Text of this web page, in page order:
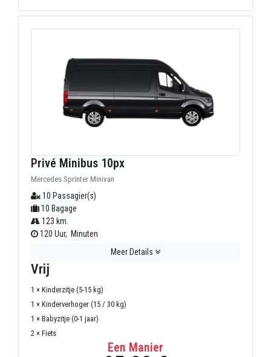
Privé Minibus 10px
Mercedes Sprinter Minivan
10 Passagier(s)
10 Bagage
123 km.
120 Uur, Minuten
Meer Details
Vrij
1 × Kinderzitje (5-15 kg)
1 × Kinderverhoger (15 / 30 kg)
1 × Babyzitje (0-1 jaar)
2 × Fiets
Een Manier